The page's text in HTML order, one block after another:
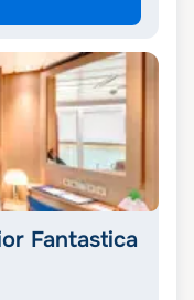
Fantastica